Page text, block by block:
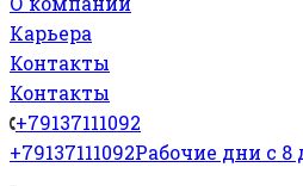
Карьера
Контакты
Контакты
+79137111092
+79137111092Рабочие дни с 8